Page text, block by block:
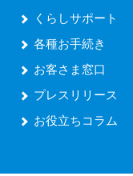
くらしサポート
各種お手続き
お客さま窓口
プレスリリース
お役立ちコラム